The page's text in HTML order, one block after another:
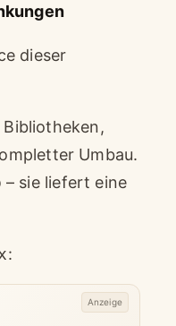
dieser
Umbau.
– sie liefert eine
:
Anzeige